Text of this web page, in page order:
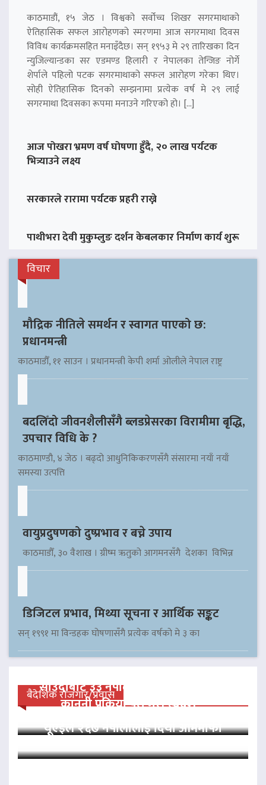
काठमाडौं, १५ जेठ । विश्वको सर्वोच्च शिखर सगरमाथाको
ऐतिहासिक सफल आरोहणको स्मरणमा आज सगरमाथा दिवस
विविध कार्यक्रमसहित मनाइँदैछ। सन् १९५३ मे २९ तारिखका दिन
न्युजिल्यान्डका सर एडमण्ड हिलारी र नेपालका तेन्जिङ नोर्गे
शेर्पाले पहिलो पटक सगरमाथाको सफल आरोहण गरेका थिए।
सोही ऐतिहासिक दिनको सम्झनामा प्रत्येक वर्ष मे २९ लाई
सगरमाथा दिवसका रूपमा मनाउने गरिएको हो। […]
आज पोखरा भ्रमण वर्ष घोषणा हुँदै, २० लाख पर्यटक
भित्र्याउने लक्ष्य
सरकारले रारामा पर्यटक प्रहरी राख्ने
पाथीभरा देवी मुकुम्लुङ दर्शन केबलकार निर्माण कार्य शुरू
विचार
मौद्रिक नीतिले समर्थन र स्वागत पाएको छ:
प्रधानमन्त्री
काठमाडौँ, ११ साउन । प्रधानमन्त्री केपी शर्मा ओलीले नेपाल राष्ट्र
बदलिँदो जीवनशैलीसँगै ब्लडप्रेसरका विरामीमा बृद्धि,
उपचार विधि के ?
काठमाण्डौ, ४ जेठ । बढ्दो आधुनिकिकरणसँगै संसारमा नयाँ नयाँ
समस्या उत्पत्ति
वायुप्रदुषणको दुष्प्रभाव र बच्ने उपाय
काठमाडौँ, ३० वैशाख । ग्रीष्म ऋतुको आगमनसँगै देशका विभिन्न
डिजिटल प्रभाव, मिथ्या सूचना र आर्थिक सङ्कट
सन् १९९१ मा विन्डहक घोषणासँगै प्रत्येक वर्षको मे ३ का
बैदेशिक रोजगार/प्रवास
साउदीबाट ३३ नेपाली कैदीलाई आममाफी,
कानुनी प्रक्रिया पूरा गरी स्वदेश…
यूएईले २६७ नेपालीलाई दियो आममाफी